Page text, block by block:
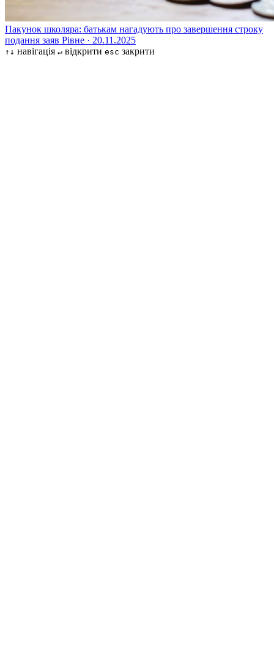
Пакунок школяра: батькам нагадують про завершення строку
подання заяв Рівне · 20.11.2025
↑↓ навігація ↵ відкрити esc закрити